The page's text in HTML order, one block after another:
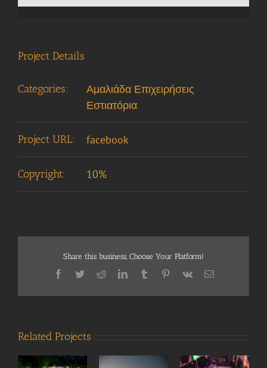
Project Details
Categories:
Αμαλιάδα Επιχειρήσεις
Εστιατόρια
Project URL: facebook
Copyright: 10%
Share this business, Choose Your Platform!
Facebook
TwitterRedditLinkedInTumblr Pinterest
Vk Email
Related Projects